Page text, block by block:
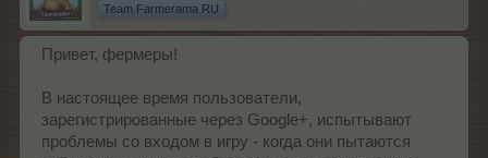
Team Farmerama RU
Привет, фермеры!
В настоящее время пользователи,
зарегистрированные через Google+, испытывают
проблемы со входом в игру - когда они пытаются